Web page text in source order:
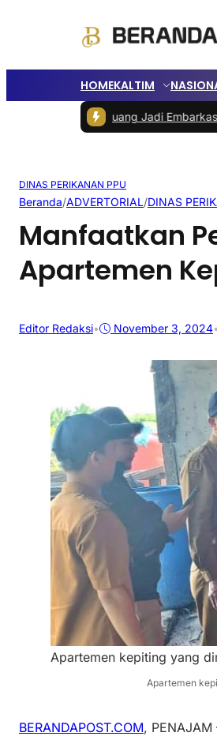
HOMEKALTIM
Jadi Embarkasi Haji |Pedagang
DINAS PERIKANAN PPU
Beranda/ADVERTORIAL/DINAS
Manfaatkan
Apartemen
Editor Redaksi• November 3, 2024•
Apartemen kepiting yang
Apartemen
BERANDAPOST.COM,